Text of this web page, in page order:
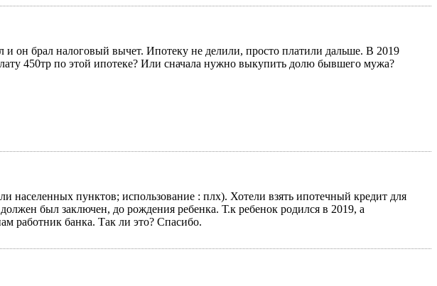
он брал налоговый вычет. Ипотеку не делили, просто платили дальше. В 2019
450тр по этой ипотеке? Или сначала нужно выкупить долю бывшего мужа?
населенных пунктов; использование : плх). Хотели взять ипотечный кредит для
был заключен, до рождения ребенка. Т.к ребенок родился в 2019, а
работник банка. Так ли это? Спасибо.